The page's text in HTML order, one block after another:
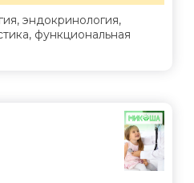
эндокринология,
функциональная